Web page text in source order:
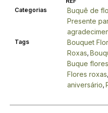
Categorias
Buquê de
Presente
Tags Bouquet
Roxas,
Buque
Flores roxas,
aniversário,